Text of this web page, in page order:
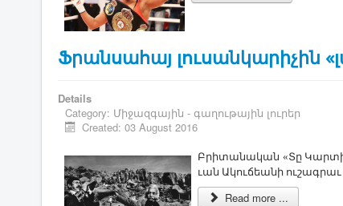
Ֆրանսահայ լուսանկարիչին
Details
Category: Միջազգային - գաղութային լուրեր
Created: 03 August 2016
Բ­րի­տա­նա­կան «­Տը
ւան Ա­կու­ճեա­նի ու­շագ­րաւ
Read more ...